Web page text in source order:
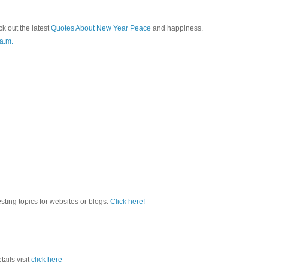
out the latestQuotes About New Year Peace and happiness.
topics for websites or blogs. Click here!
visitclick here